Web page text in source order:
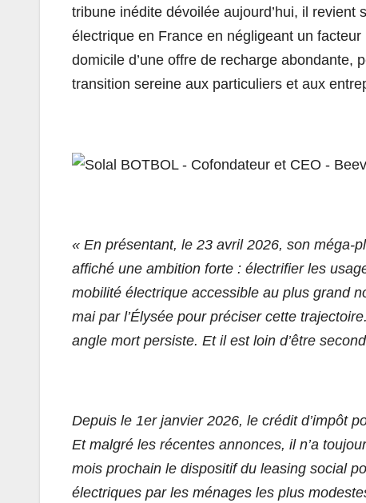
tribune inédite dévoilée aujourd’hui, il revient
électrique en France en négligeant un
domicile d’une offre de recharge abondante,
transition sereine aux particuliers et aux
« En présentant, le 23 avril 2026, son méga-
affiché une ambition forte : électrifier les
mobilité électrique accessible au plus grand
mai par l’Élysée pour préciser cette
angle mort persiste. Et il est loin d’être
Depuis le 1er janvier 2026, le crédit d’impôt
Et malgré les récentes annonces, il n’a
mois prochain le dispositif du leasing social
électriques par les ménages les plus